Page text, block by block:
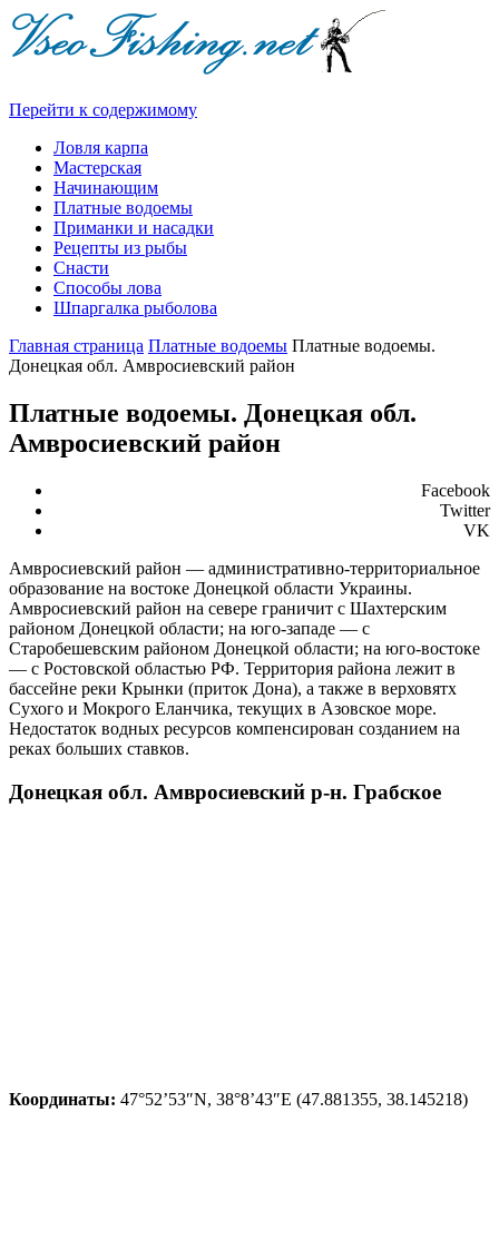
Перейти к содержимому
Ловля карпа
Мастерская
Начинающим
Платные водоемы
Приманки и насадки
Рецепты из рыбы
Снасти
Способы лова
Шпаргалка рыболова
Главная страница Платные водоемы Платные водоемы.
Донецкая обл. Амвросиевский район
Платные водоемы. Донецкая обл.
Амвросиевский район
Facebook
Twitter
VK
Амвросиевский район — административно-территориальное
образование на востоке Донецкой области Украины.
Амвросиевский район на севере граничит с Шахтерским
районом Донецкой области; на юго-западе — с
Старобешевским районом Донецкой области; на юго-востоке
— с Ростовской областью РФ. Территория района лежит в
бассейне реки Крынки (приток Дона), а также в верховятх
Сухого и Мокрого Еланчика, текущих в Азовское море.
Недостаток водных ресурсов компенсирован созданием на
реках больших ставков.
Донецкая обл. Амвросиевский р-н. Грабское
Координаты: 47°52’53″N, 38°8’43″E (47.881355, 38.145218)